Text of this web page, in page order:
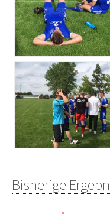
Bisherige